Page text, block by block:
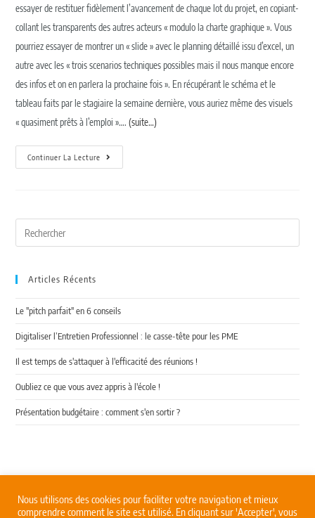
essayer de restituer fidèlement l’avancement de chaque lot du projet, en copiant-
collant les transparents des autres acteurs « modulo la charte graphique ». Vous
pourriez essayer de montrer un « slide » avec le planning détaillé issu d’excel, un
autre avec les « trois scenarios techniques possibles mais il nous manque encore
des infos et on en parlera la prochaine fois ». En récupérant le schéma et le
tableau faits par le stagiaire la semaine dernière, vous auriez même des visuels
« quasiment prêts à l’emploi »….(suite…)
Continuer La Lecture
Articles Récents
Le "pitch parfait" en 6 conseils
Digitaliser l’Entretien Professionnel : le casse-tête pour les PME
Il est temps de s'attaquer à l'efficacité des réunions !
Oubliez ce que vous avez appris à l'école !
Présentation budgétaire : comment s'en sortir ?
Nous utilisons des cookies pour faciliter votre navigation et mieux
comprendre comment le site est utilisé. En cliquant sur 'Accepter', vous